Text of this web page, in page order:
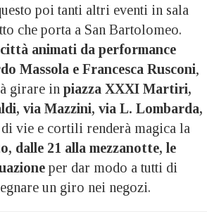
poi tanti altri eventi in sala
che porta a San Bartolomeo.
animati da performance
Massola e Francesca Rusconi,
girare in piazza XXXI Martiri,
via Mazzini, via L. Lombarda,
di vie e cortili renderà magica la
dalle 21 alla mezzanotte, le
per dar modo a tutti di
un giro nei negozi.